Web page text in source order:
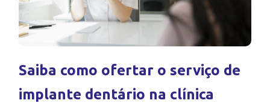
Saiba como ofertar o serviço de
implante dentário na clínica